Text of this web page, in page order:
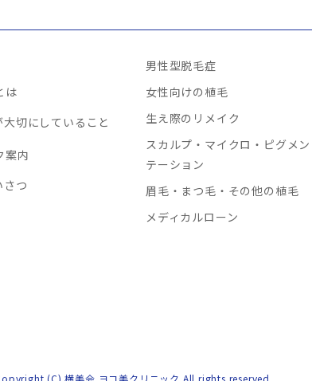
は
大切にしていること
案内
さつ
男性型脱毛症
女性向けの植毛
生え際のリメイク
スカルプ・マイクロ・ピグメン
テーション
眉毛・まつ毛・その他の植毛
メディカルローン